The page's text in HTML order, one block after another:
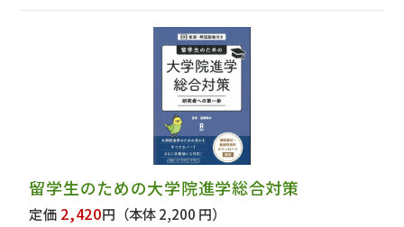
留学生のための大学院進学総合対策
定価 2,420円 （本体 2,200 円）